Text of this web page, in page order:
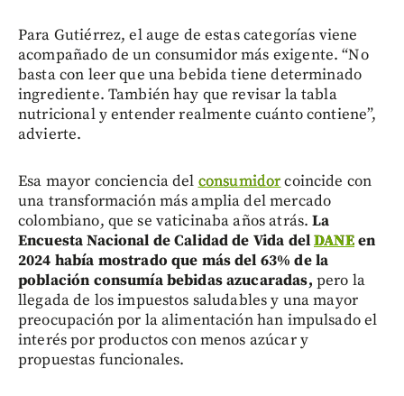
Para Gutiérrez, el auge de estas categorías viene
acompañado de un consumidor más exigente. “No
basta con leer que una bebida tiene determinado
ingrediente. También hay que revisar la tabla
nutricional y entender realmente cuánto contiene”,
advierte.
Esa mayor conciencia delconsumidorcoincide con
una transformación más amplia del mercado
colombiano, que se vaticinaba años atrás. La
Encuesta Nacional de Calidad de Vida delDANEen
2024 había mostrado que más del 63% de la
población consumía bebidas azucaradas, pero la
llegada de los impuestos saludables y una mayor
preocupación por la alimentación han impulsado el
interés por productos con menos azúcar y
propuestas funcionales.